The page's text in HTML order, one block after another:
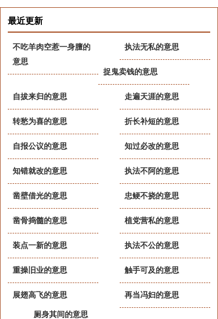
最近更新
不吃羊肉空惹一身膻的
意思
执法无私的意思
捉鬼卖钱的意思
走遍天涯的意思
自拔来归的意思
折长补短的意思
转愁为喜的意思
知过必改的意思
自报公议的意思
执法不阿的意思
知错就改的意思
忠鲠不挠的意思
凿壁借光的意思
植党营私的意思
凿骨捣髓的意思
执法不公的意思
装点一新的意思
触手可及的意思
重操旧业的意思
再当冯妇的意思
展翅高飞的意思
厕身其间的意思